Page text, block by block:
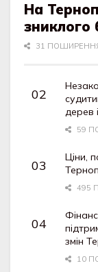
На
зниклого
31
дерев
59
Ціни,
495
змін
10